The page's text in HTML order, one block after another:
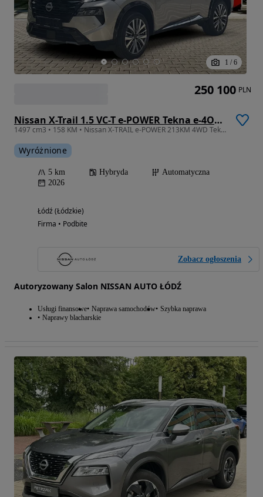
1 / 6
Nissan X-Trail 1.5 VC-T e-POWER Tekna e-4ORCE
1497 cm3 • 158 KM • Nissan X-TRAIL e-POWER 213KM 4WD Tekna+
Wyróżnione
5 km Hybryda
Automatyczna
2026
Łódź (Łódzkie)
Firma • Podbite
Zobacz ogłoszenia
Autoryzowany Salon NISSAN AUTO ŁÓDŹ
Usługi finansowe Naprawa samochodów Szybka naprawa
Naprawy blacharskie
250 100 PLN